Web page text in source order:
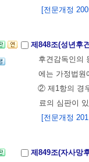
[전문개정
제848조(성년후
후견감독인의
에는 가정법원
② 제1항의 경
료의 심판이
[전문개정
제849조(자사망